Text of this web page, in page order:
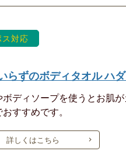
ス対応
らずのボディタオル ハ
ボディソープを使うとお肌
すすめです。
詳しくはこちら